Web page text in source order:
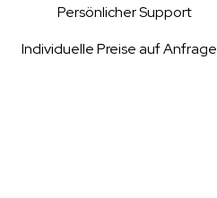
Persönlicher Support
Individuelle Preise auf Anfrage